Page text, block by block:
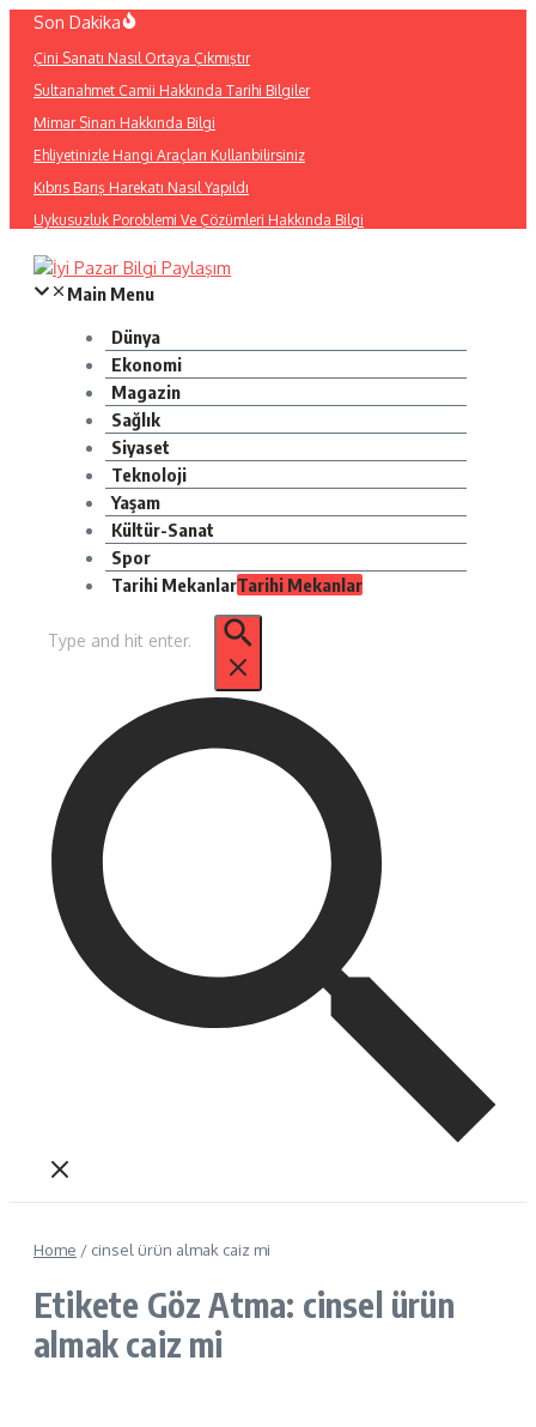
İçeriğe
Son Dakika
Çini Sanatı Nasıl Ortaya Çıkmıştır
Sultanahmet Camii Hakkında Tarihi Bilgiler
Mimar Sinan Hakkında Bilgi
Ehliyetinizle Hangi Araçları Kullanbilirsiniz
Kıbrıs Barış Harekatı Nasıl Yapıldı
Uykusuzluk Poroblemi Ve Çözümleri Hakkında Bilgi
Main Menu
Dünya
Ekonomi
Magazin
Sağlık
Siyaset
Teknoloji
Yaşam
Kültür-Sanat
Spor
Tarihi MekanlarTarihi Mekanlar
Home / cinsel ürün almak caiz mi
Etikete Göz Atma: cinsel ürün
almak caiz mi